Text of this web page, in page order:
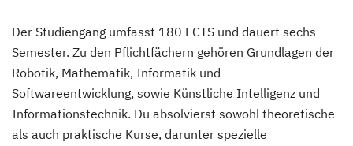
Der Studiengang umfasst 180 ECTS und dauert sechs
Semester. Zu den Pflichtfächern gehören Grundlagen der
Robotik, Mathematik, Informatik und
Softwareentwicklung, sowie Künstliche Intelligenz und
Informationstechnik. Du absolvierst sowohl theoretische
als auch praktische Kurse, darunter spezielle